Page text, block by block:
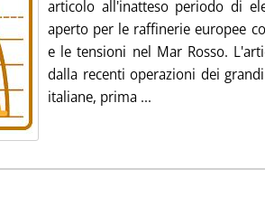
articolo all'inatteso periodo di
aperto per le raffinerie europee
e le tensioni nel Mar Rosso.
dalla recenti operazioni dei
italiane, prima ...